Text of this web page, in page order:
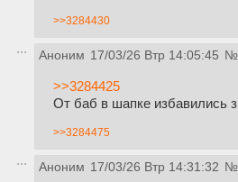
>>3284430
Аноним 17/03/26 Втр 14:05:45 №
>>3284425
От баб в шапке избавились
>>3284475
Аноним 17/03/26 Втр 14:31:32 №